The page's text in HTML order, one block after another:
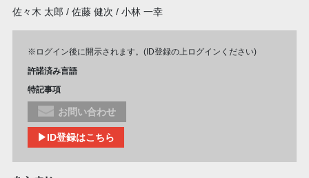
佐々木 太郎 / 佐藤 健次 / 小林 一幸
※ログイン後に開示されます。(ID登録の上ログインください)
許諾済み言語
特記事項
お問い合わせ
▶ID登録はこちら